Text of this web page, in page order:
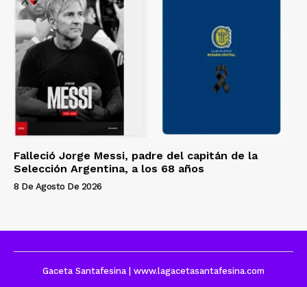
Falleció Jorge Messi, padre del capitán de la
Selección Argentina, a los 68 años
8 De Agosto De 2026
Gaceta Santafesina | www.lagacetasantafesina.com